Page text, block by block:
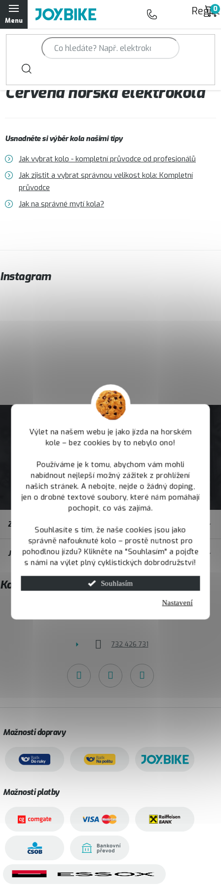
Výlet na našem webu je jako jízda na horském
kole – bez cookies by to nebylo ono!
Používáme je k tomu, abychom vám mohli
nabídnout nejlepší možný zážitek z prohlížení
našich stránek. A nebojte, nejde o žádný doping,
jen o drobné textové soubory, které nám pomáhají
pochopit, co vás zajímá.
Souhlasíte s tím, že naše cookies jsou jako
správně nafouknuté kolo – prostě nutnost pro
pohodlnou jízdu? Klikněte na "Souhlasím" a pojďte
s námi na výlet plný cyklistických dobrodružství!
Souhlasím
Nastavení
Přejít
na
obsah
Trailová kola Qayron
Horská kola Qayron
Dámská horská kola Qayron
Doplňky a oblečení Qayron
Kontakt Servisní a výdejní místa
Červená horská elektrokola
Usnadněte si výběr kola našimi tipy
Jak vybrat kolo - kompletní průvodce od profesionálů
Jak zjistit a vybrat správnou velikost kola: Kompletní
průvodce
Jak na správné mytí kola?
Instagram
t
í
Zákaznický servis
JOY.BIKE
Kontakt
732 426 731
Možnosti dopravy
Možnosti platby